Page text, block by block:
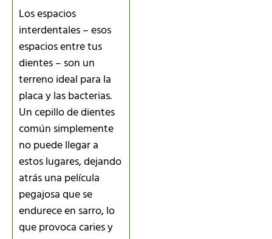
Los espacios
interdentales – esos
espacios entre tus
dientes – son un
terreno ideal para la
placa y las bacterias.
Un cepillo de dientes
común simplemente
no puede llegar a
estos lugares, dejando
atrás una película
pegajosa que se
endurece en sarro, lo
que provoca caries y